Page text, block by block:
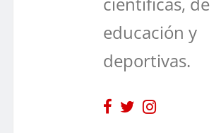
educación y
deportivas.